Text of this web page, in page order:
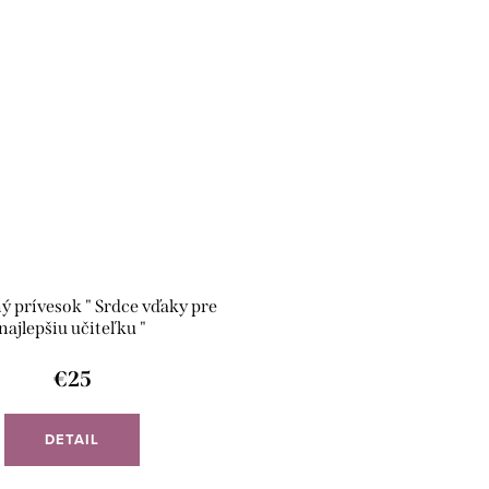
prívesok " Srdce vďaky pre
učiteľku "
€25
DETAIL